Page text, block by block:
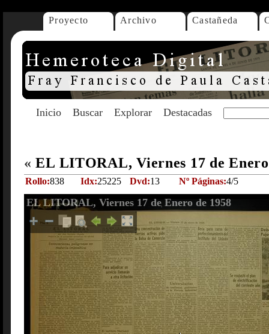
Proyecto Archivo Castañeda
Inicio Buscar Explorar Destacadas
« EL LITORAL, Viernes 17 de
Rollo:838 Idx:25225 Dvd:13 Nº Páginas:4/5
EL LITORAL, Viernes 17 de Enero de 1958